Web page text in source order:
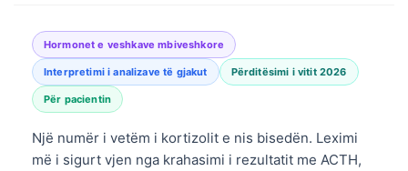
Hormonet e veshkave mbiveshkore
Interpretimi i analizave të gjakut Përditësimi i vitit 2026
Për pacientin
Një numër i vetëm i kortizolit e nis bisedën. Leximi
më i sigurt vjen nga krahasimi i rezultatit me ACTH,